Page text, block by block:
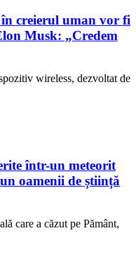
creierul uman vor fi
Musk: „Credem
wireless, dezvoltat de
într-un meteorit
oamenii de știință
care a căzut pe Pământ,